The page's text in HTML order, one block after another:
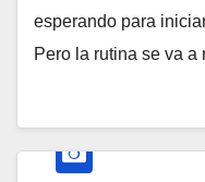
esperando para
Pero la rutina se va